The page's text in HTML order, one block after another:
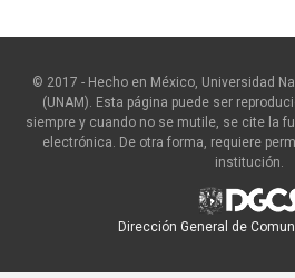
© 2017 - Hecho en México, Universidad
(UNAM). Esta página puede ser
siempre y cuando no se mutile, se cite la
electrónica. De otra forma, requiere
institución.
Dirección General de